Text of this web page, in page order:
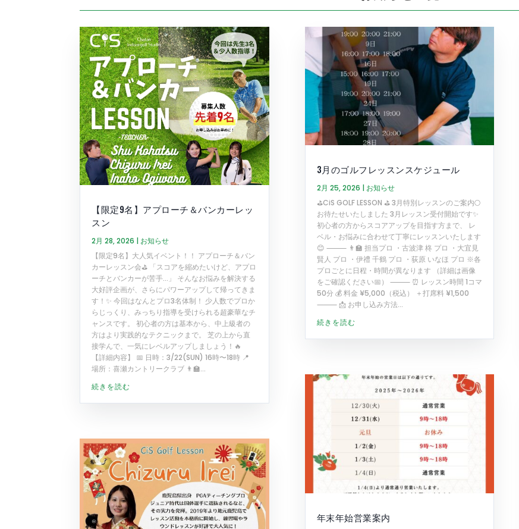
【限定9名】アプローチ＆バンカーレッ
スン
2月 28, 2026 | お知らせ
【限定9名】大人気イベント！！ アプローチ＆バン
カーレッスン会⛳️ 「スコアを縮めたいけど、アプロ
ーチとバンカーが苦手…」 そんなお悩みを解決する
大好評企画が、さらにパワーアップして帰ってきま
す！✨ 今回はなんとプロ3名体制！ 少人数でプロか
らじっくり、みっちり指導を受けられる超豪華なチ
ャンスです。 初心者の方は基本から、中上級者の
方はより実践的なテクニックまで。 芝の上から直
接学んで、一気にレベルアップしましょう！🔥
【詳細内容】 📅 日時：3/22(SUN) 16時〜18時 📍
場所：喜瀬カントリークラブ 👨‍🏫...
続きを読む
3月のゴルフレッスンスケジュール
2月 25, 2026 | お知らせ
⛳️CiS GOLF LESSON ⛳️ 3月特別レッスンのご案内🌕
お待たせいたしました 3月レッスン受付開始です✨
初心者の方からスコアアップを目指す方まで、 レ
ベル・お悩みに合わせて丁寧にレッスンいたします
😊 ⸻ 👨‍🏫 担当プロ ・古波津 柊 プロ ・大宜見
賢人 プロ ・伊禮 千鶴 プロ ・荻原 いなほ プロ ※各
プロごとに日程・時間が異なります （詳細は画像
をご確認ください📅） ⸻ ⏰ レッスン時間 1コマ
50分 💰 料金 ¥5,000（税込） ＋打席料 ¥1,500
⸻ 📩 お申し込み方法...
続きを読む
年末年始営業案内